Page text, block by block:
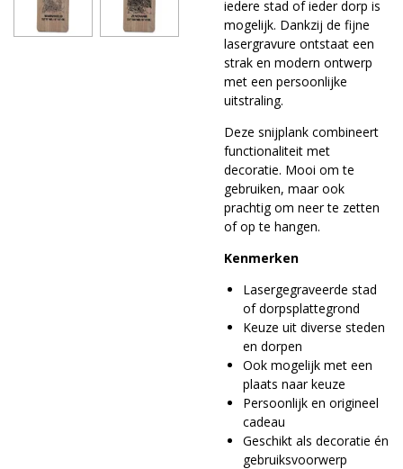
iedere stad of ieder dorp is
mogelijk. Dankzij de fijne
lasergravure ontstaat een
strak en modern ontwerp
met een persoonlijke
uitstraling.
Deze snijplank combineert
functionaliteit met
decoratie. Mooi om te
gebruiken, maar ook
prachtig om neer te zetten
of op te hangen.
Kenmerken
Lasergegraveerde stad
of dorpsplattegrond
Keuze uit diverse steden
en dorpen
Ook mogelijk met een
plaats naar keuze
Persoonlijk en origineel
cadeau
Geschikt als decoratie én
gebruiksvoorwerp